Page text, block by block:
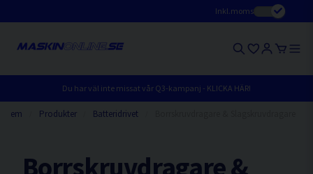
Inkl.moms
Du har väl inte missat vår Q3-kampanj - KLICKA HÄR!
Hem Produkter Batteridrivet